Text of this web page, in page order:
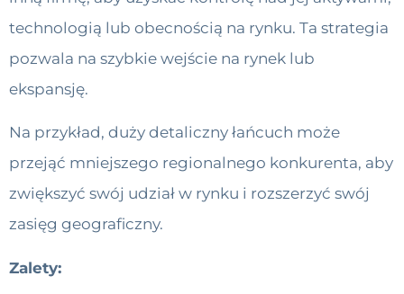
technologią lub obecnością na rynku. Ta strategia
pozwala na szybkie wejście na rynek lub
ekspansję.
Na przykład, duży detaliczny łańcuch może
przejąć mniejszego regionalnego konkurenta, aby
zwiększyć swój udział w rynku i rozszerzyć swój
zasięg geograficzny.
Zalety: